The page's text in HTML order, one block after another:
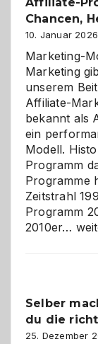
Chancen,
10. Januar 2026
Marketing-
Marketing
unserem
Affiliate-
bekannt als
ein
Modell.
Programm
Programme
Zeitstrahl
Programm
2010er…
und
Selber
du die
25. Dezember